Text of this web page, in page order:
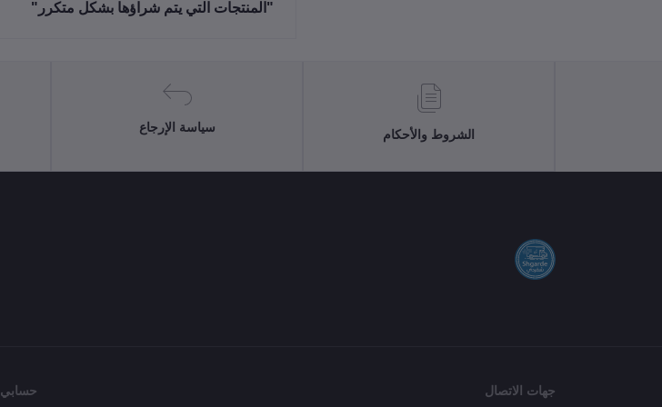
"المنتجات التي يتم شراؤها بشكل متكرر"
الشروط والأحكام
سياسة الإرجاع
جهات الاتصال حسابي